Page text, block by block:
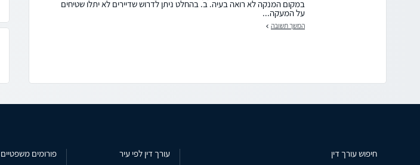
במקום המנקה לא רואה בעיה. ב. בהחלט ניתן לדרוש שדיירים לא יתלו שטיחים
על המעקה...
המשך תשובה
חיפוש עורך דין עורך דין לפי עיר פורומים משפטיים